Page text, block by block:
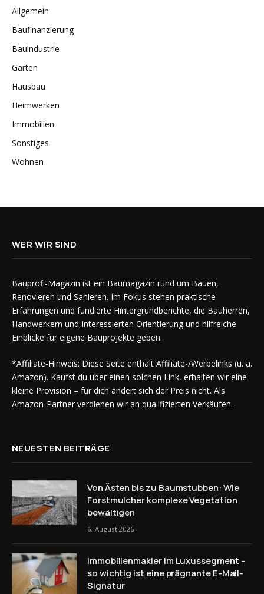
Allgemein
Baufinanzierung
Bauindustrie
Garten
Hausbau
Heimwerken
Immobilien
Sonstiges
Wohnen
WER WIR SIND
Bauprofi-Magazin ist ein Baumagazin rund um Bauen,
Renovieren und Sanieren. Im Fokus stehen praktische
Erfahrungen und fundierte Hintergrundberichte, die Bauherren,
Handwerkern und Interessierten Orientierung und hilfreiche
Einblicke für eigene Bauprojekte geben.
*Affiliate-Hinweis: Diese Seite enthält Affiliate-/Werbelinks (u. a.
Amazon). Kaufst du über einen solchen Link, erhalten wir eine
kleine Provision – für dich ändert sich der Preis nicht. Als
Amazon-Partner verdienen wir an qualifizierten Verkäufen.
NEUESTEN BEITRÄGE
Von Ästen bis zu Baumstubben: Wie
Forstmulcher komplexe Vegetation
bewältigen
6. August 2026
Immobilienmakler im Luxussegment –
so wichtig ist eine prägnante E-Mail-
Signatur